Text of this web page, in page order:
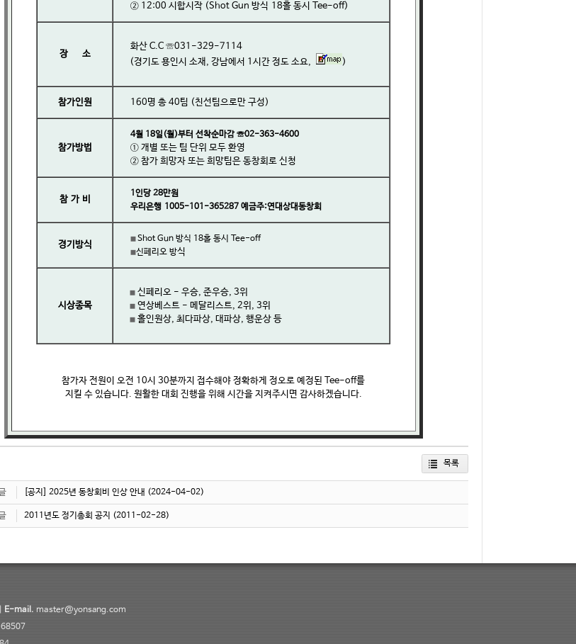
② 12:00 시합시작 (Shot Gun 방식 18홀 동시 Tee-off)
장 소
화산 C.C ☏031-329-7114
(경기도 용인시 소재, 강남에서 1시간 정도 소요,
)
참가인원 160명 총 40팀 (친선팀으로만 구성)
참가방법
4월 18일(월)부터 선착순마감 ☏02-363-4600
① 개별 또는 팀 단위 모두 환영
② 참가 희망자 또는 희망팀은 동창회로 신청
참 가 비
1인당 28만원
우리은행 1005-101-365287 예금주:연대상대동창회
경기방식
■Shot Gun 방식 18홀 동시 Tee-off
■신페리오 방식
시상종목
■ 신페리오 - 우승, 준우승, 3위
■ 연상베스트 - 메달리스트, 2위, 3위
■ 홀인원상, 최다파상, 대파상, 행운상 등
참가자 전원이 오전 10시 30분까지 접수해야 정확하게 정오로 예정된 Tee-off를
지킬 수 있습니다. 원활한 대회 진행을 위해 시간을 지켜주시면 감사하겠습니다.
목록
[공지] 2025년 동창회비 인상 안내 (2024-04-02)
2011년도 정기총회 공지 (2011-02-28)
E-mail. master@yonsang.com
68507